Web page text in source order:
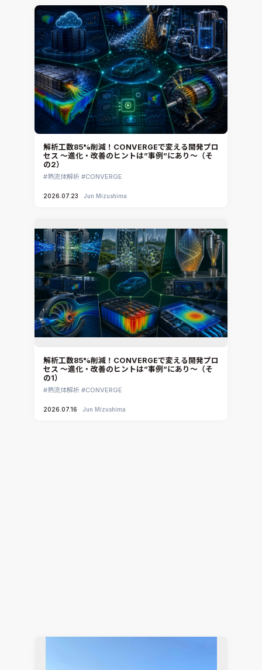
解析工数85%削減！CONVERGEで変える開発プロ
セス ～進化・改善のヒントは”事例”にあり～（そ
の2）
熱流体解析 CONVERGE
2026.07.23 Jun Mizushima
解析工数85%削減！CONVERGEで変える開発プロ
セス ～進化・改善のヒントは”事例”にあり～（そ
の1）
熱流体解析 CONVERGE
2026.07.16 Jun Mizushima